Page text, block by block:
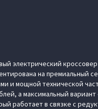
электрический
на премиальный
и мощной технической
а максимальный
работает в связке с